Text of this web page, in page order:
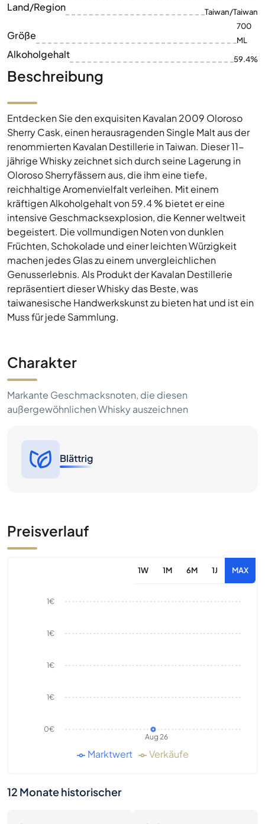
Land/Region Taiwan/Taiwan
Größe
700
ML
Alkoholgehalt 59.4%
Beschreibung
Entdecken Sie den exquisiten Kavalan 2009 Oloroso
Sherry Cask, einen herausragenden Single Malt aus der
renommierten Kavalan Destillerie in Taiwan. Dieser 11-
jährige Whisky zeichnet sich durch seine Lagerung in
Oloroso Sherryfässern aus, die ihm eine tiefe,
reichhaltige Aromenvielfalt verleihen. Mit einem
kräftigen Alkoholgehalt von 59.4 % bietet er eine
intensive Geschmacksexplosion, die Kenner weltweit
begeistert. Die vollmundigen Noten von dunklen
Früchten, Schokolade und einer leichten Würzigkeit
machen jedes Glas zu einem unvergleichlichen
Genusserlebnis. Als Produkt der Kavalan Destillerie
repräsentiert dieser Whisky das Beste, was
taiwanesische Handwerkskunst zu bieten hat und ist ein
Muss für jede Sammlung.
Charakter
Markante Geschmacksnoten, die diesen
außergewöhnlichen Whisky auszeichnen
Blättrig
Preisverlauf
1W 1M 6M 1J MAX
Aug 26
0€
1€
1€
1€
1€
Marktwert Verkäufe
12 Monate historischer